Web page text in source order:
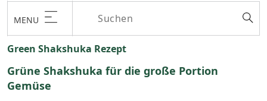
MENU
Green Shakshuka Rezept
Grüne Shakshuka für die große Portion
Gemüse